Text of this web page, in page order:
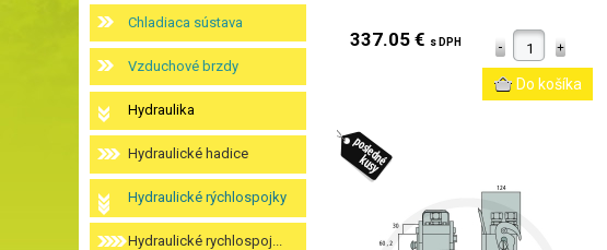
Chladiaca sústava
Vzduchové brzdy
Hydraulika
Hydraulické hadice
Hydraulické rýchlospojky
Hydraulické rychlospoj...
337.05 € s DPH